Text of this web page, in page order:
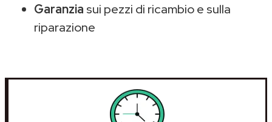
Garanzia sui pezzi di ricambio e sulla
riparazione